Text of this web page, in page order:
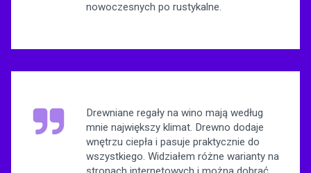
nowoczesnych po rustykalne.
Drewniane regały na wino mają według
mnie największy klimat. Drewno dodaje
wnętrzu ciepła i pasuje praktycznie do
wszystkiego. Widziałem różne warianty na